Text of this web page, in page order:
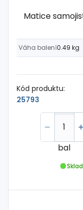
Matice
Váha balení0.49 kg
Kód produktu:
25793
bal